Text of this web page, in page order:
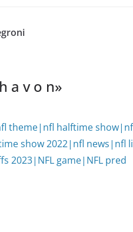
a v o n»
theme|nfl halftime
show 2022|nfl news|nfl
2023|NFL game|NFL pred